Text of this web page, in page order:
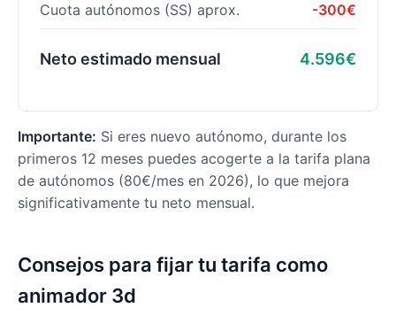
Cuota autónomos (SS) aprox. -300€
Neto estimado mensual 4.596€
Importante: Si eres nuevo autónomo, durante los
primeros 12 meses puedes acogerte a la tarifa plana
de autónomos (80€/mes en 2026), lo que mejora
significativamente tu neto mensual.
Consejos para fijar tu tarifa como
animador 3d